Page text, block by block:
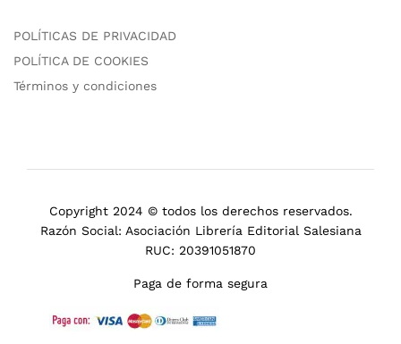
POLÍTICAS DE PRIVACIDAD
POLÍTICA DE COOKIES
Términos y condiciones
Copyright 2024 © todos los derechos reservados.
Razón Social: Asociación Librería Editorial Salesiana
RUC: 20391051870
Paga de forma segura